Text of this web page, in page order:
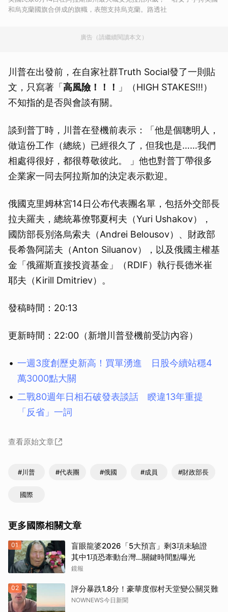
和烏克蘭國旗合併成的旗幟，表態支持烏克蘭。路透社
廣告（請繼續閱讀本文）
川普在出發前，在自家社群Truth Social發了一則貼
文，只寫著「 高風險！！！
」（HIGH STAKES!!!）
不知指的是否與會談有關。
談到普丁時，川普在登機前表示：「他是個聰明人，
做這份工作（總統）已經很久了，但我也是……我們
相處得很好，都很尊敬彼此。 」他也對普丁帶很多
企業家一同去阿拉斯加的決定表示歡迎。
俄國克里姆林宮14日公布代表團名單，包括外交部長
拉夫羅夫，總統幕僚鄂夏柯夫（Yuri Ushakov），
國防部長別洛烏索夫（Andrei Belousov）、財政部
長希魯阿諾夫（Anton Siluanov），以及俄國主權基
金「俄羅斯直接投資基金」（RDIF）執行長德米崔
耶夫（Kirill Dmitriev）。
發稿時間：20:13
更新時間：22:00（新增川普登機前受訪內容）
一週3度創歷史新高！買單湧進 日股今續站穩4
萬3000點大關
二戰80週年日相石破發表談話 睽違13年重提
「反省」一詞
查看原始文章
#川普 #代表團 #俄國 #成員 #財政部長
國際
更多國際相關文章
01
盲眼龍婆2026「5大預言」剩3項未驗證
其中1項恐牽動台灣...關鍵時間點曝光
鏡報
02 評分暴跌1.8分！豪華度假村天堂變公關災難
NOWNEWS今日新聞